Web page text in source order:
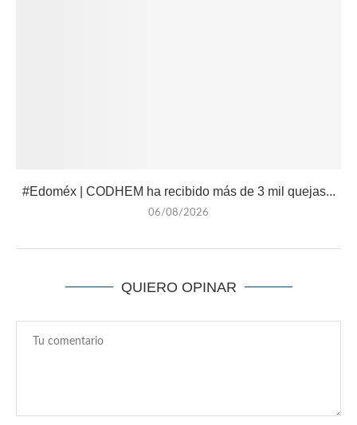
#Edoméx | CODHEM ha recibido más de 3 mil quejas...
06/08/2026
QUIERO OPINAR